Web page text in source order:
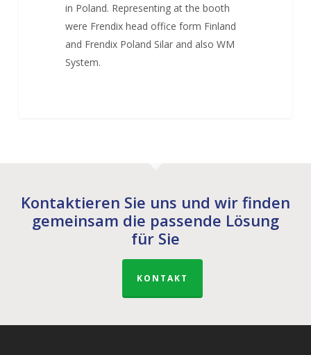
in Poland. Representing at the booth
were Frendix head office form Finland
and Frendix Poland Silar and also WM
System.
Kontaktieren Sie uns und wir finden
gemeinsam die passende Lösung
für Sie
KONTAKT